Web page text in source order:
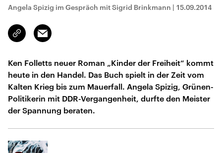
Angela Spizig im Gespräch mit Sigrid Brinkmann | 15.09.2014
Link
kopieren/teilen
Email
Ken Folletts neuer Roman „Kinder der Freiheit“ kommt
heute in den Handel. Das Buch spielt in der Zeit vom
Kalten Krieg bis zum Mauerfall. Angela Spizig, Grünen-
Politikerin mit DDR-Vergangenheit, durfte den Meister
der Spannung beraten.